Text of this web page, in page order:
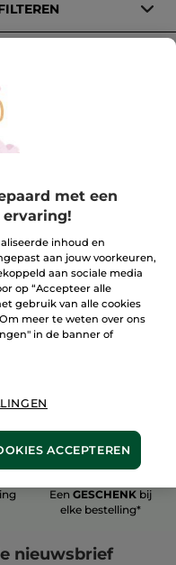
60 hectare
velden
EenGESCHENK bij
elke bestelling*
nieuwsbrief
met een
ervaring!
inhoud en
aan jouw voorkeuren,
aan sociale media
op “Accepteer alle
gebruik van alle cookies
meer te weten over ons
in de banner of
ACCEPTEREN